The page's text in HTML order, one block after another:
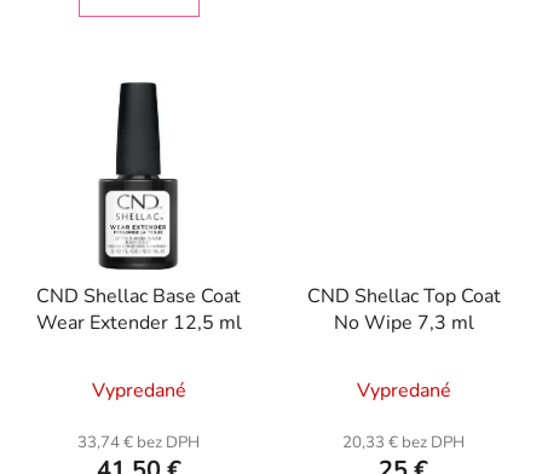
CND Shellac Base Coat
Wear Extender 12,5 ml
Vypredané
33,74 € bez DPH
CND Shellac Top Coat
No Wipe 7,3 ml
Vypredané
20,33 € bez DPH